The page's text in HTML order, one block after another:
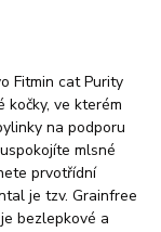
Fitmin cat Purity
kočky, ve kterém
na podporu
mlsné
prvotřídní
je tzv. Grainfree
bezlepkové a